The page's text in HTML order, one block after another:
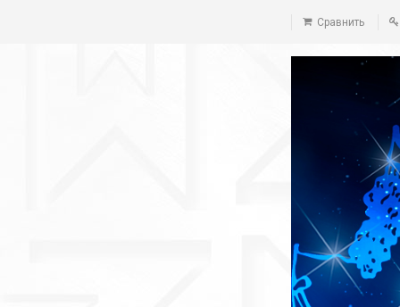
Сравнить